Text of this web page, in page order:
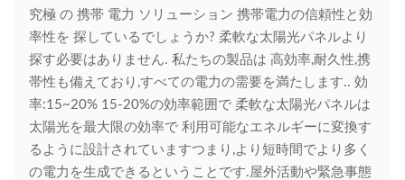
究極 の 携帯 電力 ソリューション 携帯電力の信頼性と効
率性を 探しているでしょうか? 柔軟な太陽光パネルより
探す必要はありません. 私たちの製品は 高効率,耐久性,携
帯性も備えており,すべての電力の需要を満たします.. 効
率:15~20% 15-20%の効率範囲で 柔軟な太陽光パネルは
太陽光を最大限の効率で 利用可能なエネルギーに変換す
るように設計されていますつまり,より短時間でより多く
の電力を生成できるということです.屋外活動や緊急事態